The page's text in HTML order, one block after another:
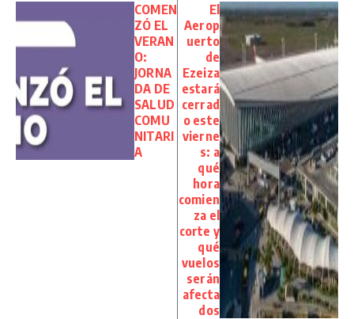
COMEN
ZÓ EL
VERAN
O:
JORNA
DA DE
SALUD
COMU
NITARI
A
El
Aerop
uerto
de
Ezeiza
estará
cerrad
o este
vierne
s: a
qué
hora
comien
za el
corte y
qué
vuelos
serán
afecta
dos